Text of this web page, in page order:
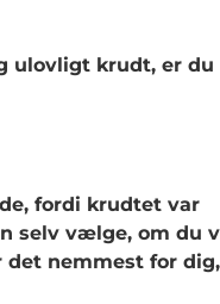
ulovligt krudt, er du
fordi krudtet var
selv vælge, om du
det nemmest for